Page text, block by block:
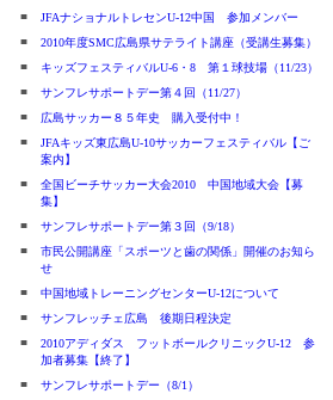
■
JFAナショナルトレセンU-12中国 参加メンバー
■
2010年度SMC広島県サテライト講座（受講生募集）
■
キッズフェスティバルU-6・8 第１球技場（11/23）
■
サンフレサポートデー第４回（11/27）
■
広島サッカー８５年史 購入受付中！
■
JFAキッズ東広島U-10サッカーフェスティバル【ご
案内】
■
全国ビーチサッカー大会2010 中国地域大会【募
集】
■
サンフレサポートデー第３回（9/18）
■
市民公開講座「スポーツと歯の関係」開催のお知ら
せ
■
中国地域トレーニングセンターU-12について
■
サンフレッチェ広島 後期日程決定
■
2010アディダス フットボールクリニックU-12 参
加者募集【終了】
■
サンフレサポートデー（8/1）